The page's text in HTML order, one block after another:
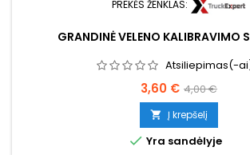
PREKĖS ŽENKLAS:
GRANDINĖ VELENO KALIBRAVIMO
Atsiliepimas(-
Kaina
3,60 € Bazinė
kaina
4,00 €
 Į krepšelį
 Yra sandėlyje